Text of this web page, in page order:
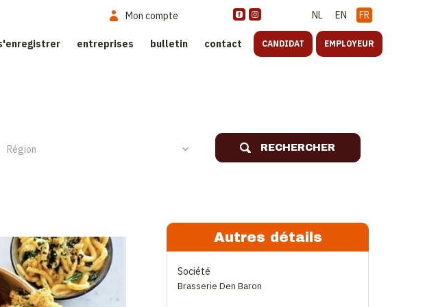
NL EN FR
Mon compte
entreprises bulletin contact CANDIDAT EMPLOYEUR
RECHERCHER
Autres détails
Société
Brasserie Den Baron